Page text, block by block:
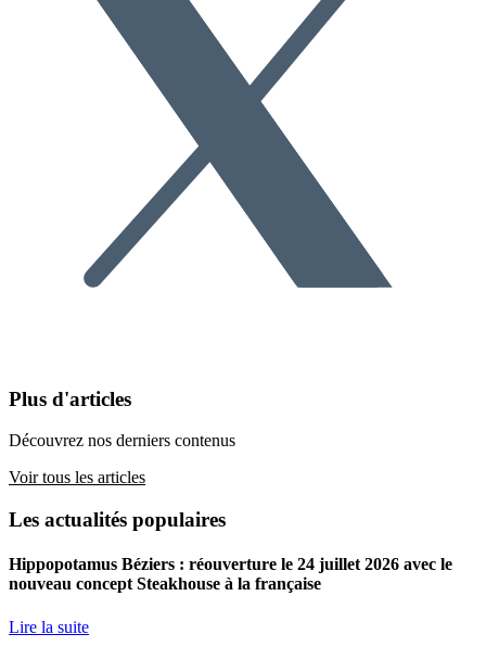
Plus d'articles
Découvrez nos derniers contenus
Voir tous les articles
Les actualités populaires
Hippopotamus Béziers : réouverture le 24 juillet 2026 avec le
nouveau concept Steakhouse à la française
Lire la suite